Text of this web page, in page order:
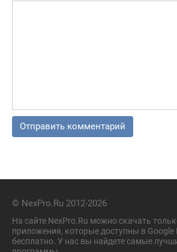
© NexPro.Ru 2012-2026
На сайте NexPro.Ru можно скачать
приложения, которые доступны в Google
бесплатно. У нас вы найдете самые